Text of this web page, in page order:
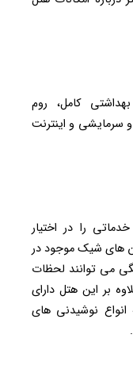
کامل، روم
و اینترنت
را در اختیار
های شیک موجود در
می توانند لحظات
بر این هتل دارای
نوشیدنی های